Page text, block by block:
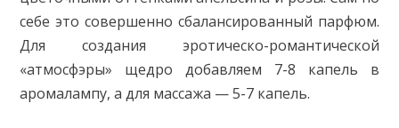
себе это совершенно сбалансированный парфюм.
Для создания эротическо-романтической
«атмосфэры» щедро добавляем 7-8 капель в
аромалампу, а для массажа — 5-7 капель.